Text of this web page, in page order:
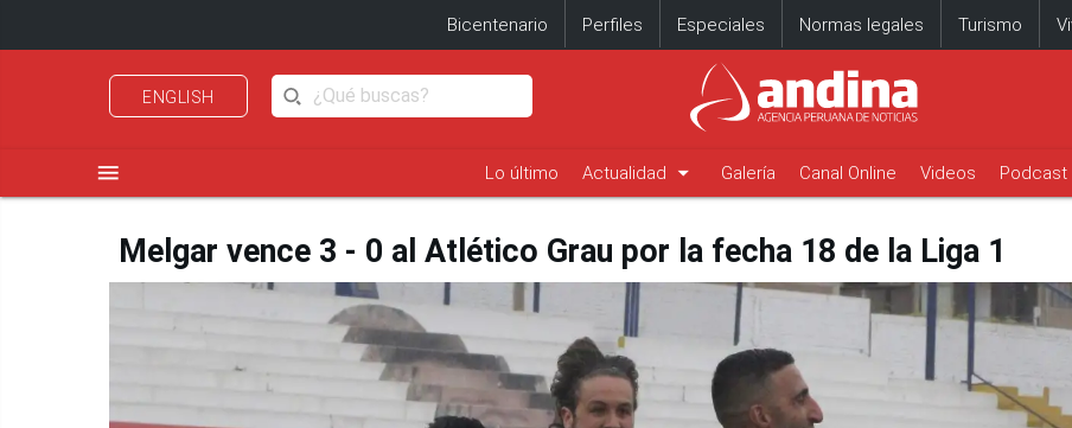
Bicentenario Perfiles Especiales Normas legales Turismo
ENGLISH
menu Lo último Actualidad arrow_drop_down Galería Canal Online Videos Podcast
Melgar vence 3 - 0 al Atlético Grau por la fecha 18 de la Liga 1